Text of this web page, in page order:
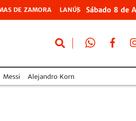
DE ZAMORA LANÚS Sábado 8 de
Messi Alejandro Korn